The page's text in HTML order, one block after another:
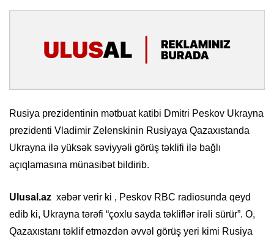
Rusiya prezidentinin mətbuat katibi Dmitri Peskov Ukrayna
prezidenti Vladimir Zelenskinin Rusiyaya Qazaxıstanda
Ukrayna ilə yüksək səviyyəli görüş təklifi ilə bağlı
açıqlamasına münasibət bildirib.
Ulusal.az xəbər verir ki , Peskov RBC radiosunda qeyd
edib ki, Ukrayna tərəfi “çoxlu sayda təkliflər irəli sürür”. O,
Qazaxıstanı təklif etməzdən əvvəl görüş yeri kimi Rusiya